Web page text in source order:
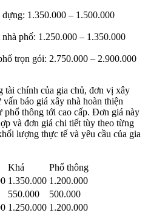
1.350.000 – 1.500.000
phố: 1.250.000 – 1.350.000
trọn gói: 2.750.000 – 2.900.000
tài chính của gia chủ, đơn vị xây
báo giá xây nhà hoàn thiện
thông tới cao cấp. Đơn giá này
và đơn giá chi tiết tùy theo từng
lượng thực tế và yêu cầu của gia
Khá
Phổ thông
1.350.000 1.200.000
550.000
500.000
1.250.000 1.200.000